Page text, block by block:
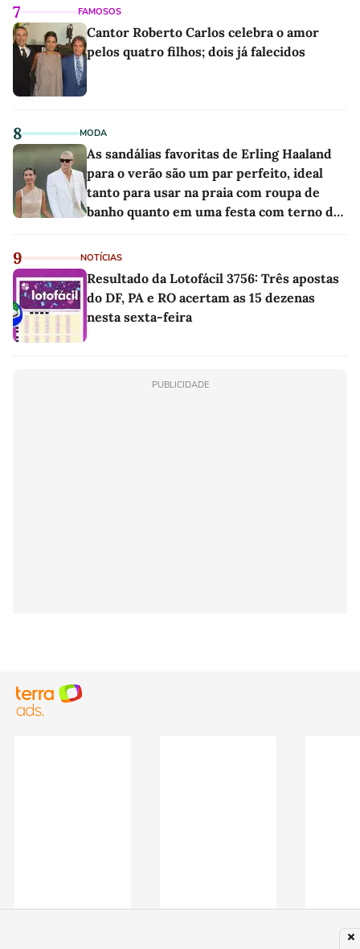
7 FAMOSOS
Cantor Roberto Carlos celebra o amor
pelos quatro filhos; dois já falecidos
8 MODA
As sandálias favoritas de Erling Haaland
para o verão são um par perfeito, ideal
tanto para usar na praia com roupa de
banho quanto em uma festa com terno de
9 NOTÍCIAS
Resultado da Lotofácil 3756: Três apostas
do DF, PA e RO acertam as 15 dezenas
nesta sexta-feira
PUBLICIDADE